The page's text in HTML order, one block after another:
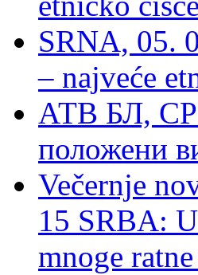
SRNA, 05.
– najveće
АТВ БЛ,
положени
Večernje
15 SRBA:
mnoge